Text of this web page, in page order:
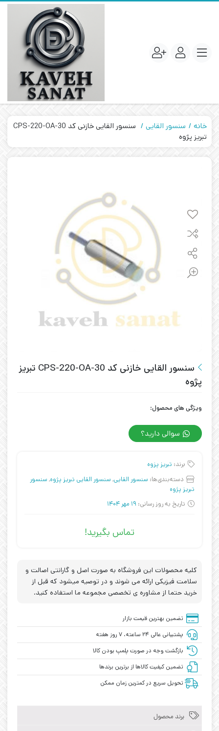
خانه سنسور القایی
سنسور القایی خازنی کد CPS-220-OA-30
تبریز پژوه
سنسور القایی خازنی کد CPS-220-OA-30 تبریز
پژوه
ویژگی های محصول:
سوالی دارید؟
برند: تبریز پزوه
دسته‌بندی‌ها: سنسور القایی, سنسور القایی تبریز پژوه, سنسور
تبریز پژوه
تاریخ به روز رسانی: 19 مهر 1404
تماس بگیرید!
کلیه محصولات این فروشگاه به صورت اصل و گارانتی اصالت و
سلامت فیزیکی ارائه می شوند و در توصیه میشود که قبل از
خرید حتما از مشاوره ی تخصصی مجموعه ما استفاده کنید.
تضمین بهترین قیمت بازار
پشتیبانی عالی ۲۴ ساعته، ۷ روز هفته
بازگشت وجه در صورت پلمپ بودن کالا
تضمین کیفیت کالاها از برترین برندها
تحویل سریع در کمترین زمان ممکن
برند محصول